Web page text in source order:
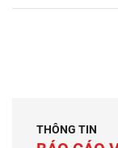
THÔNG TIN